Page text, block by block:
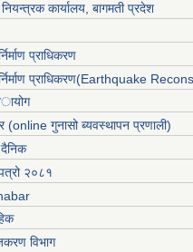
कार्यालय, बागमती प्रदेश
प्राधिकरण
प्राधिकरण(Earthquake
(online गुनासो ब्यवस्थापन प्रणाली)
२०८१
विभाग